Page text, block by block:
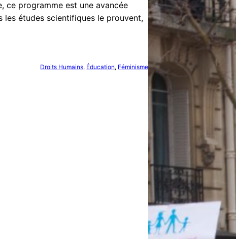
ce programme est une avancée
les études scientifiques le prouvent,
Droits Humains, Éducation, Féminisme